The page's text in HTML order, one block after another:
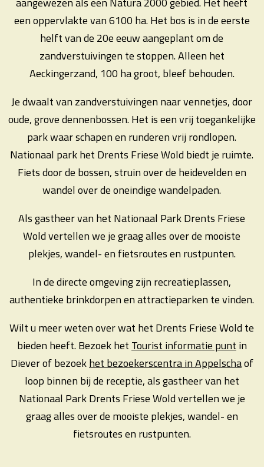
een oppervlakte van 6100 ha. Het bos is in de eerste
helft van de 20e eeuw aangeplant om de
zandverstuivingen te stoppen. Alleen het
Aeckingerzand, 100 ha groot, bleef behouden.
Je dwaalt van zandverstuivingen naar vennetjes, door
oude, grove dennenbossen. Het is een vrij toegankelijke
park waar schapen en runderen vrij rondlopen.
Nationaal park het Drents Friese Wold biedt je ruimte.
Fiets door de bossen, struin over de heidevelden en
wandel over de oneindige wandelpaden.
Als gastheer van het Nationaal Park Drents Friese
Wold vertellen we je graag alles over de mooiste
plekjes, wandel- en fietsroutes en rustpunten.
In de directe omgeving zijn recreatieplassen,
authentieke brinkdorpen en attractieparken te vinden.
Wilt u meer weten over wat het Drents Friese Wold te
bieden heeft. Bezoek het Tourist informatie punt in
Diever of bezoekhet bezoekerscentra in Appelschaof
loop binnen bij de receptie, als gastheer van het
Nationaal Park Drents Friese Wold vertellen we je
graag alles over de mooiste plekjes, wandel- en
fietsroutes en rustpunten.